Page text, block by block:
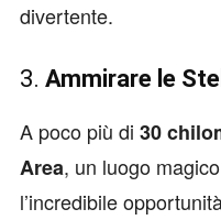
divertente.
3. Ammirare le
A poco più di 30
Area, un luogo
l’incredibile